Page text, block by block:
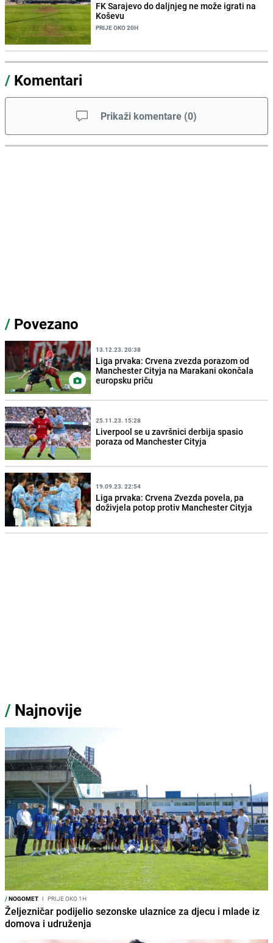
FK Sarajevo do daljnjeg ne može igrati na
Koševu
PRIJE OKO 20H
/ Komentari
Prikaži komentare (0)
/ Povezano
13.12.23. 20:38
Liga prvaka: Crvena zvezda porazom od
Manchester Cityja na Marakani okončala
europsku priču
25.11.23. 15:28
Liverpool se u završnici derbija spasio
poraza od Manchester Cityja
19.09.23. 22:54
Liga prvaka: Crvena Zvezda povela, pa
doživjela potop protiv Manchester Cityja
/ Najnovije
/NOGOMET I PRIJE OKO 1H
Željezničar podijelio sezonske ulaznice za djecu i mlade iz
domova i udruženja